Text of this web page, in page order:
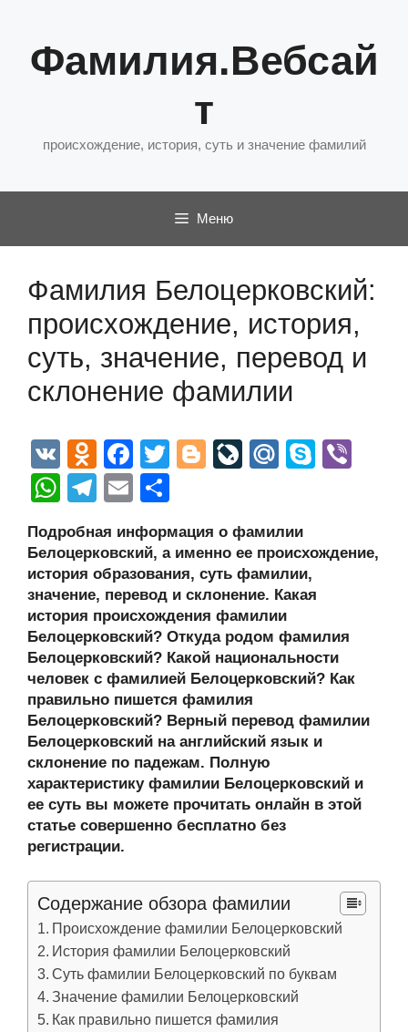
содержимому
Фамилия.Вебсай
т
происхождение, история, суть и значение фамилий
Меню
Фамилия Белоцерковский:
происхождение, история,
суть, значение, перевод и
склонение фамилии
V
K
O
d
n
o
kl
a
ss
ni
ki
F
a
c
e
b
o
o
k
T
er
Bl
g
er
Li
J
o
ur
n
al
M
u
S
e
W
at
s
A
p
p
T
e
gr
a
m
E
ail р
а
в
и
ть
Подробная информация о фамилии
Белоцерковский, а именно ее происхождение,
история образования, суть фамилии,
значение, перевод и склонение. Какая
история происхождения фамилии
Белоцерковский? Откуда родом фамилия
Белоцерковский? Какой национальности
человек с фамилией Белоцерковский? Как
правильно пишется фамилия
Белоцерковский? Верный перевод фамилии
Белоцерковский на английский язык и
склонение по падежам. Полную
характеристику фамилии Белоцерковский и
ее суть вы можете прочитать онлайн в этой
статье совершенно бесплатно без
регистрации.
Содержание обзора фамилии
Происхождение фамилии Белоцерковский
История фамилии Белоцерковский
Суть фамилии Белоцерковский по буквам
Значение фамилии Белоцерковский
Как правильно пишется фамилия